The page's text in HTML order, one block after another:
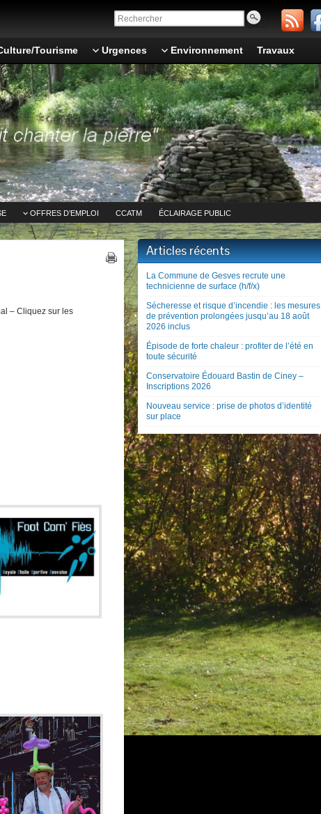
Tourisme Urgences Environnement Travaux
OFFRES D’EMPLOI CCATM ÉCLAIRAGE PUBLIC
– Cliquez sur les
Articles récents
La Commune de Gesves recrute une
technicienne de surface (h/f/x)
Sécheresse et risque d’incendie : les mesures
de prévention prolongées jusqu’au 18 août
2026 inclus
Épisode de forte chaleur : profiter de l’été en
toute sécurité
Conservatoire Édouard Bastin de Ciney –
Inscriptions 2026
Nouveau service : prise de photos d’identité
sur place